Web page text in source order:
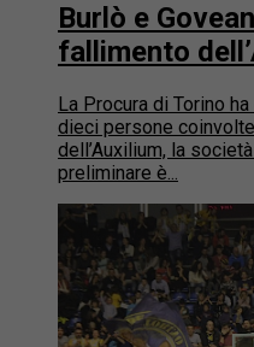
Burlò e
fallimento
La Procura di Torino
dieci persone
dell’Auxilium, la
preliminare è...